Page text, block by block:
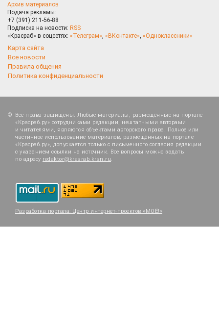
Архив материалов
Подача рекламы:
+7 (391) 211-56-88
Подписка на новости: RSS
«Красраб» в соцсетях: «Телеграм», «ВКонтакте», «Одноклассники»
Карта сайта
Все новости
Правила общения
Политика конфиденциальности
Все права защищены. Любые материалы, размещённые на портале
«Красраб.ру» сотрудниками редакции, нештатными авторами
и читателями, являются объектами авторского права. Полное или
частичное использование материалов, размещённых на портале
«Красраб.ру», допускается только с письменного согласия редакции
с указанием ссылки на источник. Все вопросы можно задать
по адресу redaktor@krasrab.krsn.ru.
Разработка портала: Центр интернет-проектов «МОЁ!»